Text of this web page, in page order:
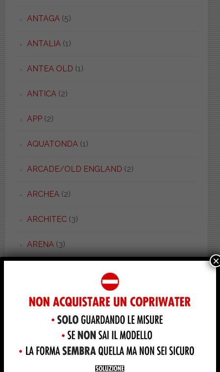
ANTAGA (5)
ANTALIA (1)
ANTEA OLD (1)
ANTICA (2)
APP(2)
AQUATONDA (1)
ARCADE/OLD ENGLAND (2)
ARCHEA (2)
ARCHITEC(3)
ARENA (3)
ARGENTA(1)
ARIA(5)
×